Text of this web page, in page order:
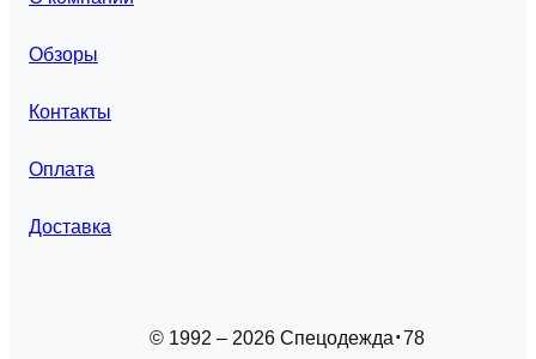
Обзоры
Контакты
Оплата
Доставка
© 1992 – 2026 Спецодежда 78